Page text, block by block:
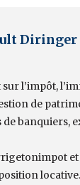
l’impôt,
de
banquiers,
locative.